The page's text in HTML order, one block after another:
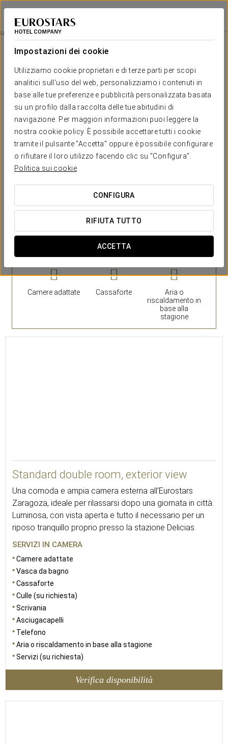
Impostazioni dei cookie
Utilizziamo cookie proprietari e di terze parti per scopi
analitici sull'uso del web, personalizziamo i contenuti in
base alle tue preferenze e pubblicità personalizzata basata
su un profilo dalla raccolta delle tue abitudini di
navigazione. Per maggiori informazioni puoi leggere la
nostra cookie policy. È possibile accettare tutti i cookie
tramite il pulsante "Accetta" oppure è possibile configurare
o rifiutare il loro utilizzo facendo clic su "Configura".
Politica sui cookie
CONFIGURA
RIFIUTA TUTTO
ACCETTA
Eurostars Zaragoza
SARAGOZZA
Camere
Camere
Il comfort e il riposo di cui hai
bisogno
L'hotel Eurostars Zaragoza offre una vasta selezione di camere
progettate per garantire il massimo del comfort e del riposo ai
nostri ospiti. Con diverse configurazioni che si adattano alle
diverse esigenze, ogni spazio è pensato per offrire
un'esperienza accogliente e funzionale. Che si tratti di
soggiorni brevi o lunghi, i nostri ospiti godranno di un ambiente
tranquillo e confortevole, ideale per rilassarsi dopo una giornata
SERVIZI ESCLUSIVI
Camera
Camere adattate Cassaforte
Aria o
riscaldamento in
base alla
stagione
Standard double room, exterior view
Una comoda e ampia camera esterna all’Eurostars
Zaragoza, ideale per rilassarsi dopo una giornata in città.
Luminosa, con vista aperta e tutto il necessario per un
riposo tranquillo proprio presso la stazione Delicias.
SERVIZI IN CAMERA
Camere adattate
Vasca da bagno
Cassaforte
Culle (su richiesta)
Scrivania
Asciugacapelli
Telefono
Aria o riscaldamento in base alla stagione
Servizi (su richiesta)
Verifica disponibilità